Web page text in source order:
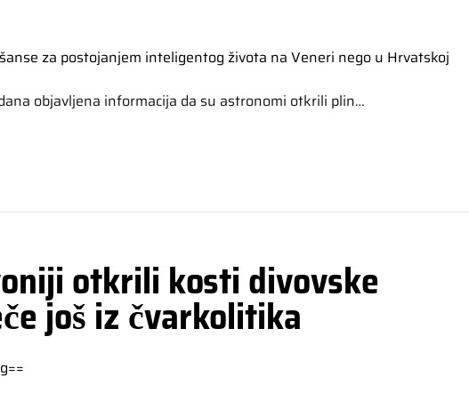
objavljena informacija da su astronomi otkrili plin…
otkrili kosti divovske
još iz čvarkolitika